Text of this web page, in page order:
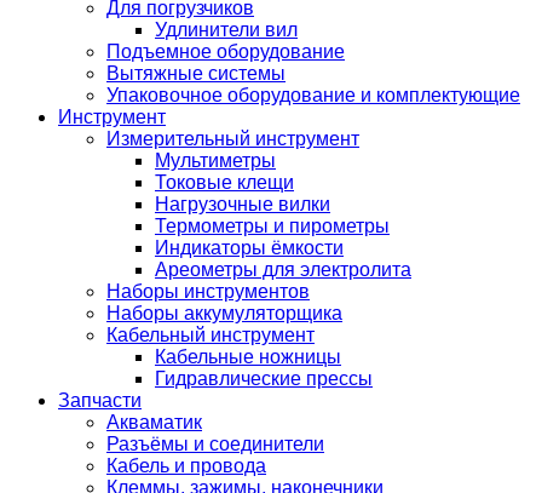
Для погрузчиков
Удлинители вил
Подъемное оборудование
Вытяжные системы
Упаковочное оборудование и комплектующие
Инструмент
Измерительный инструмент
Мультиметры
Токовые клещи
Нагрузочные вилки
Термометры и пирометры
Индикаторы ёмкости
Ареометры для электролита
Наборы инструментов
Наборы аккумуляторщика
Кабельный инструмент
Кабельные ножницы
Гидравлические прессы
Запчасти
Акваматик
Разъёмы и соединители
Кабель и провода
Клеммы, зажимы, наконечники